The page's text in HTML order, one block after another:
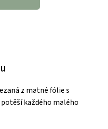
z matné fólie s
každého malého